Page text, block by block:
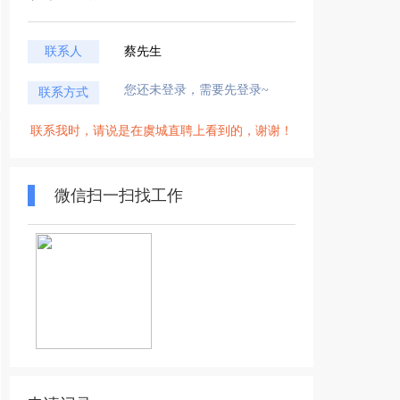
联系人 蔡先生
联系方式 您还未登录，需要先登录~
联系我时，请说是在虞城直聘上看到的，谢谢！
微信扫一扫找工作